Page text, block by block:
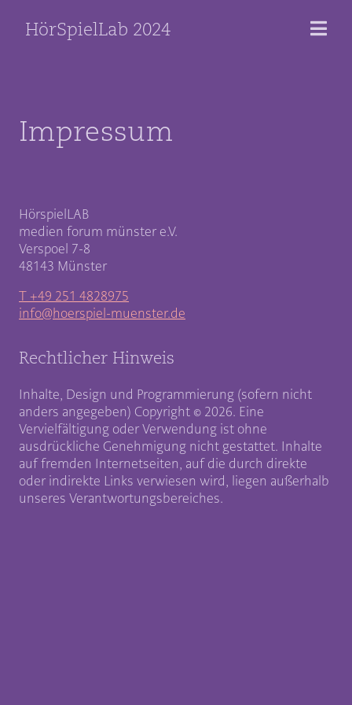
HörSpielLab 2024
Impressum
HörspielLAB
medien forum münster e.V.
Verspoel 7-8
48143 Münster
T +49 251 4828975
info@hoerspiel-muenster.de
Rechtlicher Hinweis
Inhalte, Design und Programmierung (sofern nicht
anders angegeben) Copyright © 2026. Eine
Vervielfältigung oder Verwendung ist ohne
ausdrückliche Genehmigung nicht gestattet. Inhalte
auf fremden Internetseiten, auf die durch direkte
oder indirekte Links verwiesen wird, liegen außerhalb
unseres Verantwortungsbereiches.